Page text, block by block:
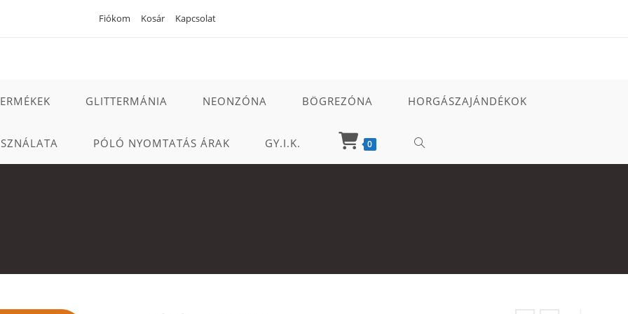
Fiókom Kosár Kapcsolat
GLITTERMÁNIA NEONZÓNA BÖGREZÓNA HORGÁSZAJÁNDÉKOK
PÓLÓ NYOMTATÁS ÁRAK GY.I.K. 0 TOGGLE